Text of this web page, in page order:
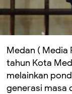
Medan ( Media
tahun Kota
melainkan
generasi masa